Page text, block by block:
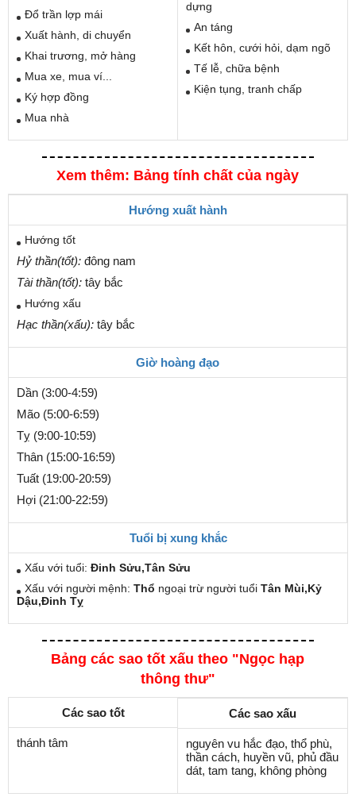
Đổ trần lợp mái
Xuất hành, di chuyển
Khai trương, mở hàng
Mua xe, mua ví...
Ký hợp đồng
Mua nhà
dựng
An táng
Kết hôn, cưới hỏi, dạm ngõ
Tế lễ, chữa bệnh
Kiện tụng, tranh chấp
Xem thêm: Bảng tính chất của ngày
Hướng xuất hành
Hướng tốt
Hỷ thần(tốt): đông nam
Tài thần(tốt): tây bắc
Hướng xấu
Hạc thần(xấu): tây bắc
Giờ hoàng đạo
Dần (3:00-4:59)
Mão (5:00-6:59)
Tỵ (9:00-10:59)
Thân (15:00-16:59)
Tuất (19:00-20:59)
Hợi (21:00-22:59)
Tuổi bị xung khắc
Xấu với tuổi: Đinh Sửu,Tân Sửu
Xấu với người mệnh: Thổ ngoại trừ người tuổi Tân Mùi,Kỷ
Dậu,Đinh Tỵ
Bảng các sao tốt xấu theo "Ngọc hạp
thông thư"
Các sao tốt
thánh tâm
Các sao xấu
nguyên vu hắc đạo, thổ phù,
thần cách, huyền vũ, phủ đầu
dát, tam tang, không phòng